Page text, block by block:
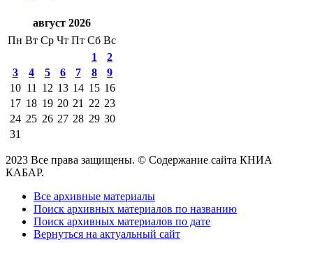
август 2026
Пн Вт Ср Чт Пт Сб Вс
1
2
3
4 5 6 7 8
9
10 11 12 13 14 15 16
17 18 19 20 21 22 23
24 25 26 27 28 29 30
31
2023 Все права защищены. © Содержание сайта КНИА
КАБАР.
Все архивные материалы
Поиск архивных материалов по названию
Поиск архивных материалов по дате
Вернуться на актуальный сайт